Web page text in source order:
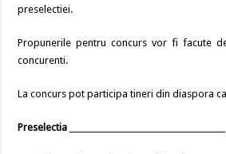
preselectiei.
Propunerile pentru concurs vor fi facute
concurenti.
La concurs pot participa tineri din diaspora
Preselectia